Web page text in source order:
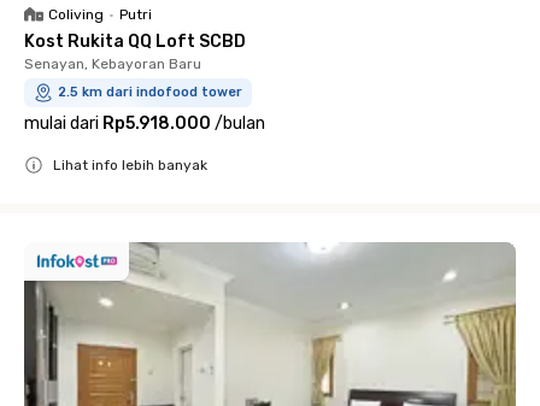
Coliving • Putri
Kost Rukita QQ Loft SCBD
Senayan, Kebayoran Baru
2.5 km dari indofood tower
mulai dari Rp5.918.000 /bulan
Lihat info lebih banyak